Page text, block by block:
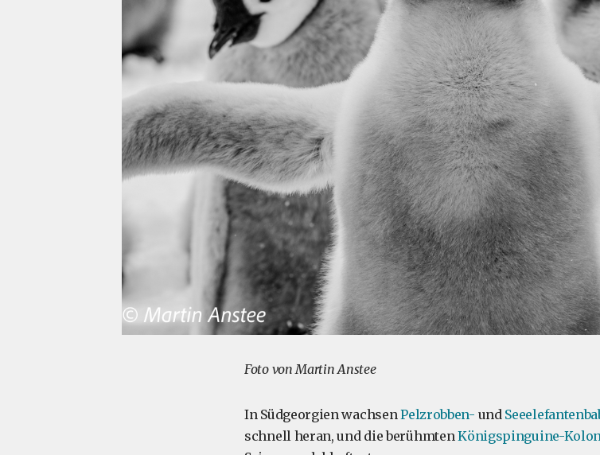
Foto von Martin Anstee
In Südgeorgien wachsenPelzrobben- und
schnell heran, und die berühmtenKönigspinguine-